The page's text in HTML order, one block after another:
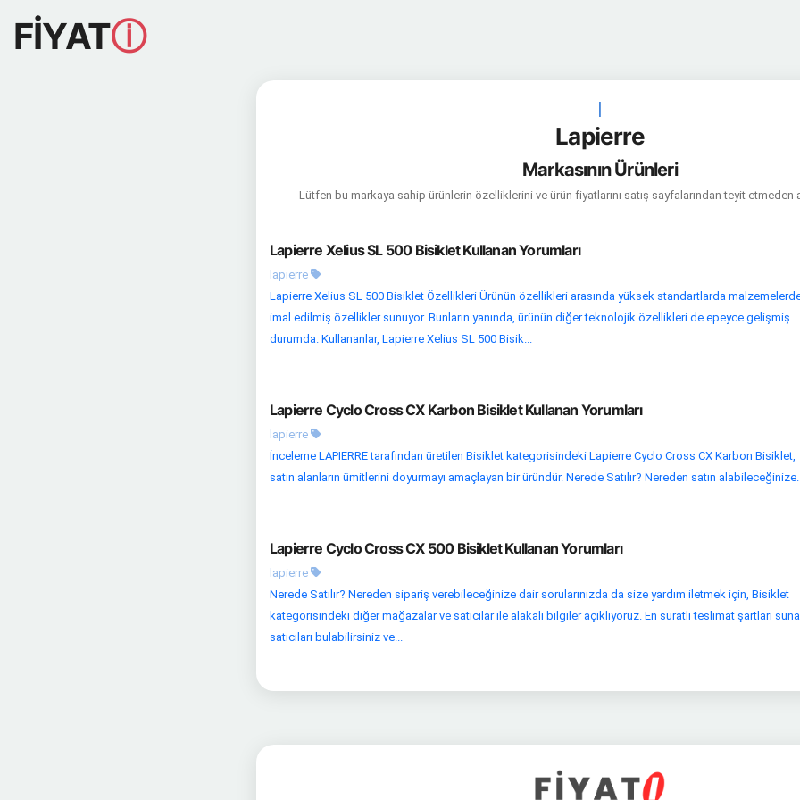
FİYATⓘ
|
Lapierre
Markasının Ürünleri
Lütfen bu markaya sahip ürünlerin özelliklerini ve ürün fiyatlarını satış sayfalarından teyit etmeden
Lapierre Xelius SL 500 Bisiklet Kullanan Yorumları
lapierre
Lapierre Xelius SL 500 Bisiklet Özellikleri Ürünün özellikleri arasında yüksek standartlarda
imal edilmiş özellikler sunuyor. Bunların yanında, ürünün diğer teknolojik özellikleri de epeyce gelişmiş
durumda. Kullananlar, Lapierre Xelius SL 500 Bisik...
Lapierre Cyclo Cross CX Karbon Bisiklet Kullanan Yorumları
lapierre
İnceleme LAPIERRE tarafından üretilen Bisiklet kategorisindeki Lapierre Cyclo Cross CX Karbon Bisiklet,
satın alanların ümitlerini doyurmayı amaçlayan bir üründür. Nerede Satılır? Nereden satın
Lapierre Cyclo Cross CX 500 Bisiklet Kullanan Yorumları
lapierre
Nerede Satılır? Nereden sipariş verebileceğinize dair sorularınızda da size yardım iletmek için, Bisiklet
kategorisindeki diğer mağazalar ve satıcılar ile alakalı bilgiler açıklıyoruz. En süratli teslimat şartları
satıcıları bulabilirsiniz ve...